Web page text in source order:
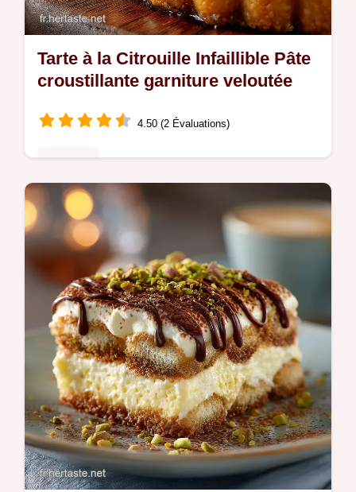
Tarte à la Citrouille Infaillible Pâte
croustillante garniture veloutée
4.50 (2 Évaluations)
La Tarte à la citrouille revisitée avec
précision française Découvrez la recette
facile pour une garniture veloutée aux
épices dautomne sans fond détrempé